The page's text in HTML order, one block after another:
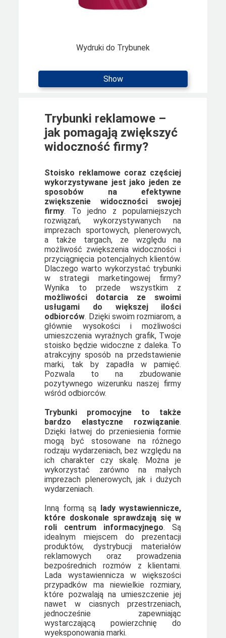
Wydruki do Trybunek
Show
Trybunki reklamowe –
jak pomagają zwiększyć
widoczność firmy?
Stoisko reklamowe coraz częściej
wykorzystywane jest jako jeden ze
sposobów na efektywne
zwiększenie widoczności swojej
firmy. To jedno z popularniejszych
rozwiązań, wykorzystywanych na
imprezach sportowych, plenerowych,
a także targach, ze względu na
możliwość zwiększenia widoczności i
przyciągnięcia potencjalnych klientów.
Dlaczego warto wykorzystać trybunki
w strategii marketingowej firmy?
Wynika to przede wszystkim z
możliwości dotarcia ze swoimi
usługami do większej ilości
odbiorców. Dzięki swoim rozmiarom, a
głównie wysokości i możliwości
umieszczenia wyraźnych grafik, Twoje
stoisko będzie widoczne z daleka. To
atrakcyjny sposób na przedstawienie
marki, tak by zapadła w pamięć.
Pozwala to na zbudowanie
pozytywnego wizerunku naszej firmy
wśród odbiorców.
Trybunki promocyjne to także
bardzo elastyczne rozwiązanie.
Dzięki łatwej do przeniesienia formie
mogą być stosowane na różnego
rodzaju wydarzeniach, bez względu na
ich charakter czy skalę. Można je
wykorzystać zarówno na małych
imprezach plenerowych, jak i dużych
wydarzeniach.
Inną formą są lady wystawiennicze,
które doskonale sprawdzają się w
roli centrum informacyjnego. Są
idealnym miejscem do prezentacji
produktów, dystrybucji materiałów
reklamowych oraz prowadzenia
bezpośrednich rozmów z klientami.
Lada wystawiennicza w większości
przypadków ma niewielkie rozmiary,
które pozwalają na umieszczenie jej
nawet w ciasnych przestrzeniach,
jednocześnie zapewniając
wystarczającą powierzchnię do
wyeksponowania marki.